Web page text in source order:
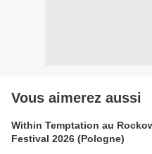
Vous aimerez aussi
Within Temptation au
Festival 2026 (Pologne)